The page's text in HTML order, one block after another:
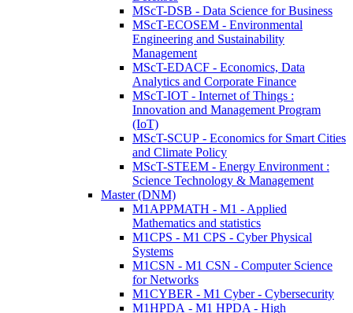
MScT-DSB - Data Science for Business
MScT-ECOSEM - Environmental
Engineering and Sustainability
Management
MScT-EDACF - Economics, Data
Analytics and Corporate Finance
MScT-IOT - Internet of Things :
Innovation and Management Program
(IoT)
MScT-SCUP - Economics for Smart Cities
and Climate Policy
MScT-STEEM - Energy Environment :
Science Technology & Management
Master (DNM)
M1APPMATH - M1 - Applied
Mathematics and statistics
M1CPS - M1 CPS - Cyber Physical
Systems
M1CSN - M1 CSN - Computer Science
for Networks
M1CYBER - M1 Cyber - Cybersecurity
M1HPDA - M1 HPDA - High